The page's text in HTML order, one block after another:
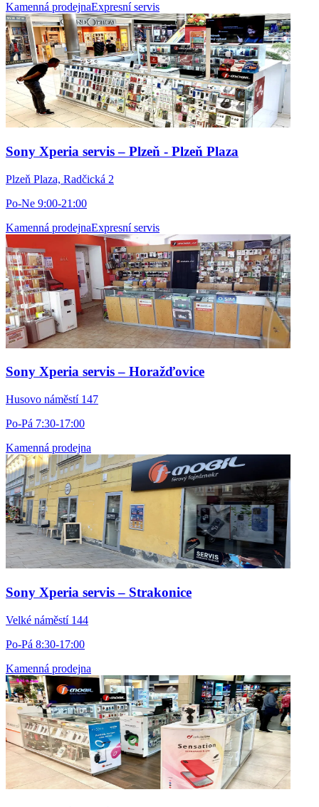
Kamenná prodejnaExpresní servis
Sony Xperia servis – Plzeň - Plzeň Plaza
Plzeň Plaza, Radčická 2
Po-Ne 9:00-21:00
Kamenná prodejnaExpresní servis
Sony Xperia servis – Horažďovice
Husovo náměstí 147
Po-Pá 7:30-17:00
Kamenná prodejna
Sony Xperia servis – Strakonice
Velké náměstí 144
Po-Pá 8:30-17:00
Kamenná prodejna